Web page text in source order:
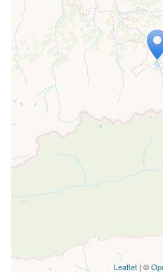
Travelers' Map
Wenn du dies
Seite
fehlen
Leaflet| ©